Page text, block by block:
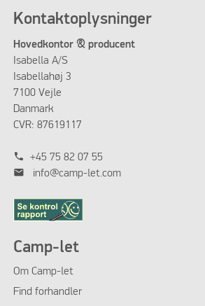
Kontaktoplysninger
Hovedkontor & producent
Isabella A/S
Isabellahøj 3
7100 Vejle
Danmark
CVR: 87619117
phone +45 75 82 07 55
mail info@camp-let.com
Camp-let
Om Camp-let
Find forhandler